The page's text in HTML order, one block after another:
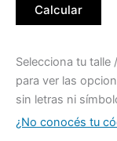
Calcular
Selecciona tu
para ver las
sin letras ni
¿No conocés tu